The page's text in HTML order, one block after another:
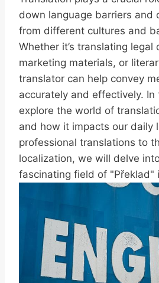
down language barriers and
from different cultures and
Whether it’s translating legal
marketing materials, or
translator can help convey
accurately and effectively.
explore the world of
and how it impacts our daily
professional translations to
localization, we will delve
fascinating field of "Překlad"